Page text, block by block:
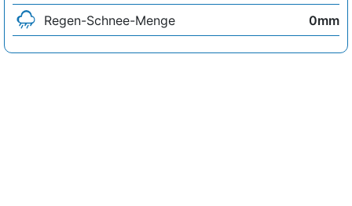
Regen-Schnee-Menge 0mm